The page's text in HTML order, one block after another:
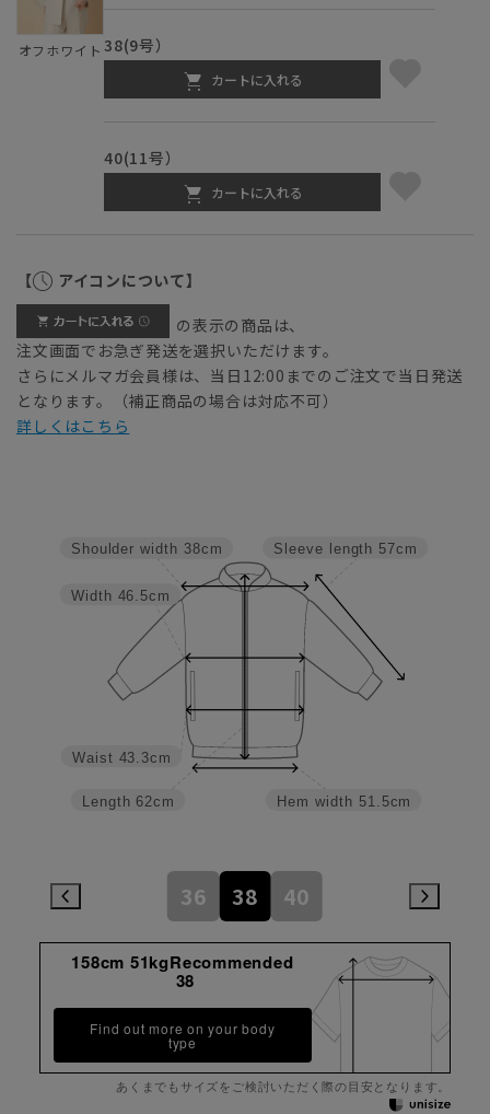
オフホワイト 38(9号）
カートに入れる
40(11号）
カートに入れる
【 アイコンについて】
の表示の商品は、
注文画面でお急ぎ発送を選択いただけます。
さらにメルマガ会員様は、当日12:00までのご注文で当日発送
となります。（補正商品の場合は対応不可）
詳しくはこちら
Hem width 51.5cm
Sleeve length 57cm
Length 62cm
Waist 43.3cm
Width 46.5cm
Shoulder width 38cm
36 38 40
158cm 51kgRecommended
38
Find out more on your body
type
あくまでもサイズをご検討いただく際の目安となります。